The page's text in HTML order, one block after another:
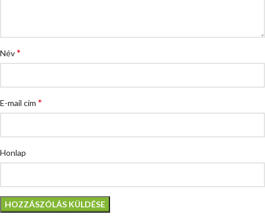
Név*
E-mail cím *
Honlap